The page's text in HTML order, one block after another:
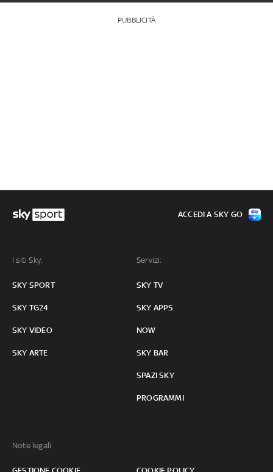
PUBBLICITÀ
I siti Sky:
SKY SPORT
SKY TG24
SKY VIDEO
SKY ARTE
Servizi:
SKY TV
SKY APPS
NOW
SKY BAR
SPAZI SKY
PROGRAMMI
Note legali:
ACCEDI A SKY GO